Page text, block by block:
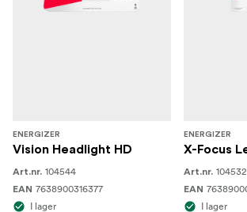
ENERGIZER
Vision Headlight HD
Art.nr. 104544
EAN 7638900316377
I lager
ENERGIZER
X-Focus
Art.nr. 104532
EAN
I lager